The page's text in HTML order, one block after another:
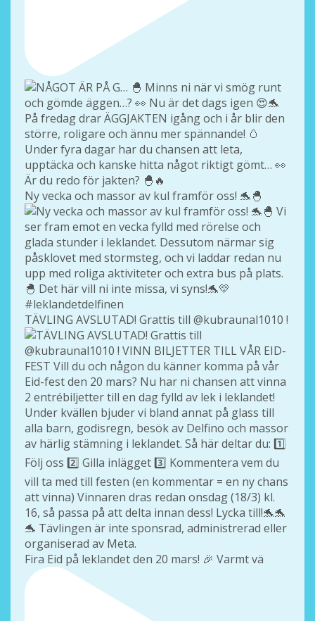
Ny vecka och massor av kul framför oss! 🐬🐣
TÄVLING AVSLUTAD! Grattis till @kubraunal1010 !
Fira Eid på leklandet den 20 mars! 🎉 Varmt vä